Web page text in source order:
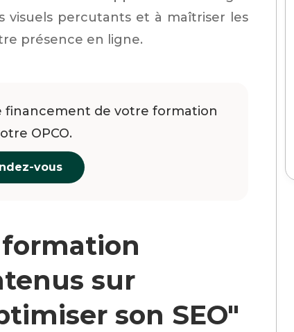
visuels percutants et à maîtriser les
présence en ligne.
financement de votre formation
OPCO.
vous
sur
son SEO"